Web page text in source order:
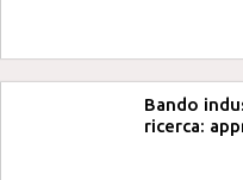
Bando
ricerca: